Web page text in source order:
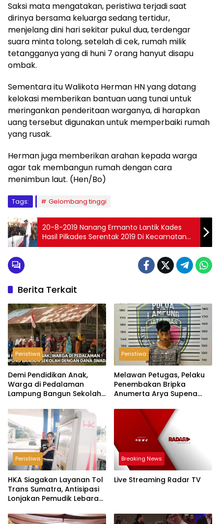
Saksi mata mengatakan, peristiwa terjadi saat
dirinya bersama keluarga sedang tertidur,
menjelang dini hari sekitar pukul dua, terdengar
suara minta tolong, setelah di cek, rumah milik
tetangganya yang di huni 7 orang hanyut disapu
ombak.
Sementara itu Walikota Herman HN yang datang
kelokasi memberikan bantuan uang tunai untuk
meringankan penderitaan warganya, di harapkan
uang tersebut digunakan untuk memperbaiki rumah
yang rusak.
Herman juga memberikan arahan kepada warga
agar tak membangun rumah dengan cara
menimbun laut. (Hen/Bo)
Tags: Gelombang tinggi
20-8-2019 Nanang Ermanto Lantik Kades
Hasil Pilkades Serentak 2019 Di Kecamatan
Kalianda
Berita Terkait
Peristiwa
Demi Pendidikan Anak,
Warga di Pedalaman
Lampung Bangun Sekolah
Peristiwa
Melawan Petugas, Pelaku
Penembakan Bripka
Anumerta Arya Supena
Hantu
Peristiwa
HKA Siagakan Layanan Tol
Trans Sumatra, Antisipasi
Lonjakan Pemudik Lebaran
Breaking News
Live Streaming Radar TV